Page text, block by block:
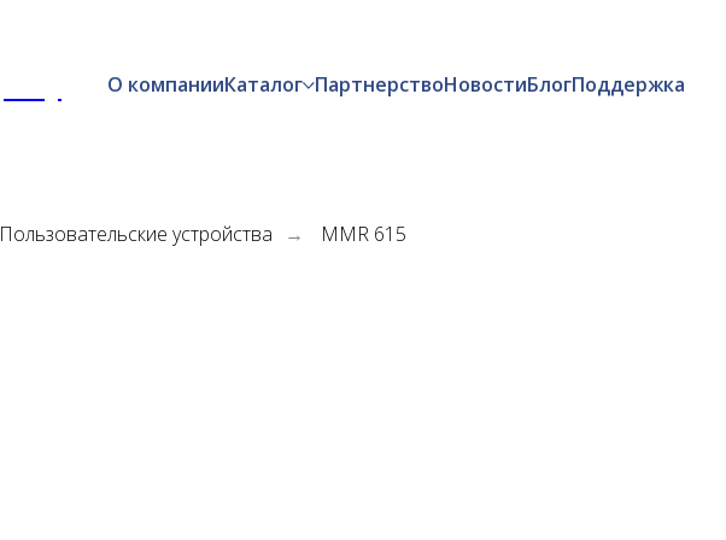
О компанииКаталог ПартнерствоНовостиБлогПоддержка
Пользовательские устройства → MMR 615